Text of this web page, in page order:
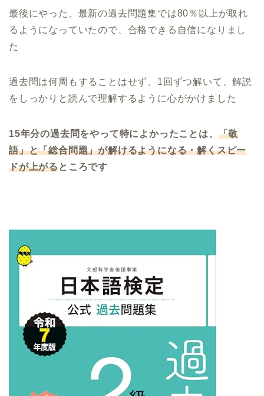
最後にやった、最新の過去問題集では80％以上が取れ
るようになっていたので、合格できる自信になりまし
た
過去問は何周もすることはせず、1回ずつ解いて、解説
をしっかりと読んで理解するように心がかけました
15年分の過去問をやって特によかったことは、 「敬
語」と「総合問題」が解けるようになる・解くスピー
ドが上がるところです